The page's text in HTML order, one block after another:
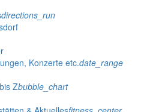
directions_run
Konzerte etc.date_range
Zbubble_chart